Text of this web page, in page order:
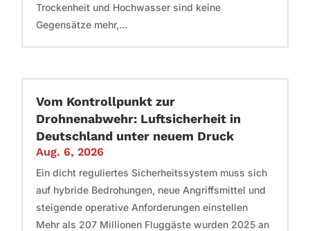
Trockenheit und Hochwasser sind keine
Gegensätze mehr,...
Vom Kontrollpunkt zur
Drohnenabwehr: Luftsicherheit in
Deutschland unter neuem Druck
Aug. 6, 2026
Ein dicht reguliertes Sicherheitssystem muss sich
auf hybride Bedrohungen, neue Angriffsmittel und
steigende operative Anforderungen einstellen
Mehr als 207 Millionen Fluggäste wurden 2025 an